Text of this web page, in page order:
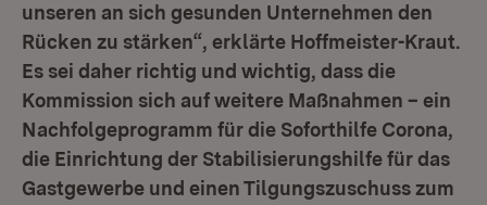
unseren an sich gesunden Unternehmen den
Rücken zu stärken“, erklärte Hoffmeister-Kraut.
Es sei daher richtig und wichtig, dass die
Kommission sich auf weitere Maßnahmen – ein
Nachfolgeprogramm für die Soforthilfe Corona,
die Einrichtung der Stabilisierungshilfe für das
Gastgewerbe und einen Tilgungszuschuss zum